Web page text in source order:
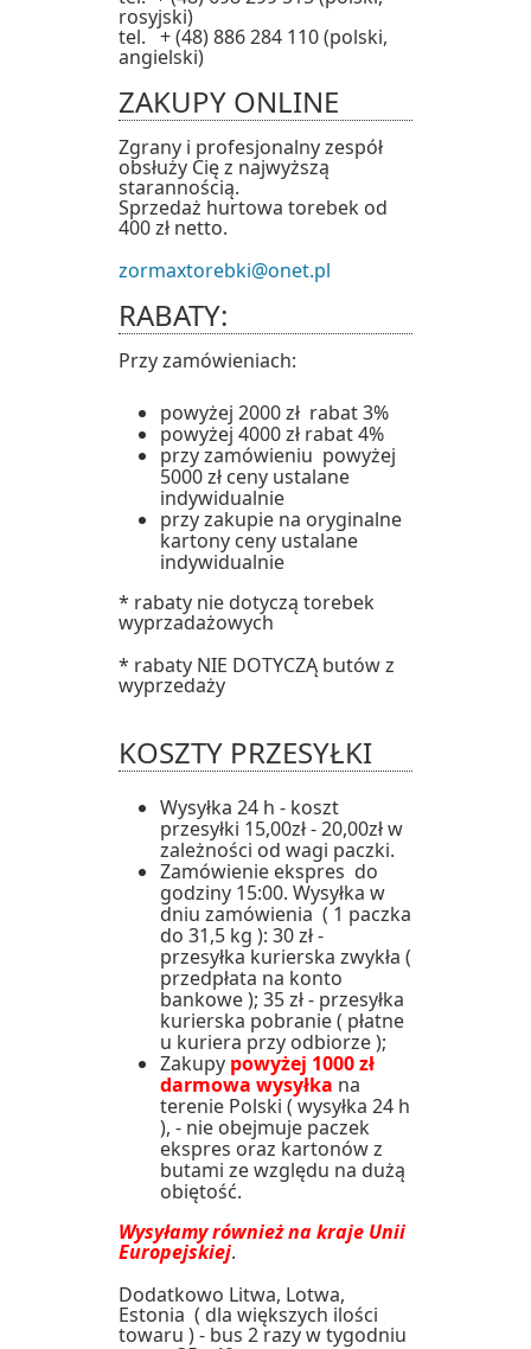
rosyjski)
tel. + (48) 886 284 110 (polski,
angielski)
ZAKUPY ONLINE
Zgrany i profesjonalny zespół
obsłuży Cię z najwyższą
starannością.
Sprzedaż hurtowa torebek od
400 zł netto.
zormaxtorebki@onet.pl
RABATY:
Przy zamówieniach:
powyżej 2000 zł rabat 3%
powyżej 4000 zł rabat 4%
przy zamówieniu powyżej
5000 zł ceny ustalane
indywidualnie
przy zakupie na oryginalne
kartony ceny ustalane
indywidualnie
* rabaty nie dotyczą torebek
wyprzadażowych
* rabaty NIE DOTYCZĄ butów z
wyprzedaży
KOSZTY PRZESYŁKI
Wysyłka 24 h - koszt
przesyłki 15,00zł - 20,00zł w
zależności od wagi paczki.
Zamówienie ekspres do
godziny 15:00. Wysyłka w
dniu zamówienia ( 1 paczka
do 31,5 kg ): 30 zł -
przesyłka kurierska zwykła (
przedpłata na konto
bankowe ); 35 zł - przesyłka
kurierska pobranie ( płatne
u kuriera przy odbiorze );
Zakupy powyżej 1000 zł
darmowa wysyłka na
terenie Polski ( wysyłka 24 h
), - nie obejmuje paczek
ekspres oraz kartonów z
butami ze względu na dużą
obiętość.
Wysyłamy również na kraje Unii
Europejskiej.
Dodatkowo Litwa, Lotwa,
Estonia ( dla większych ilości
towaru ) - bus 2 razy w tygodniu